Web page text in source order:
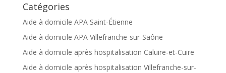
Catégories
Aide à domicile APA Saint-Étienne
Aide à domicile APA Villefranche-sur-Saône
Aide à domicile après hospitalisation Caluire-et-Cuire
Aide à domicile après hospitalisation Villefranche-sur-